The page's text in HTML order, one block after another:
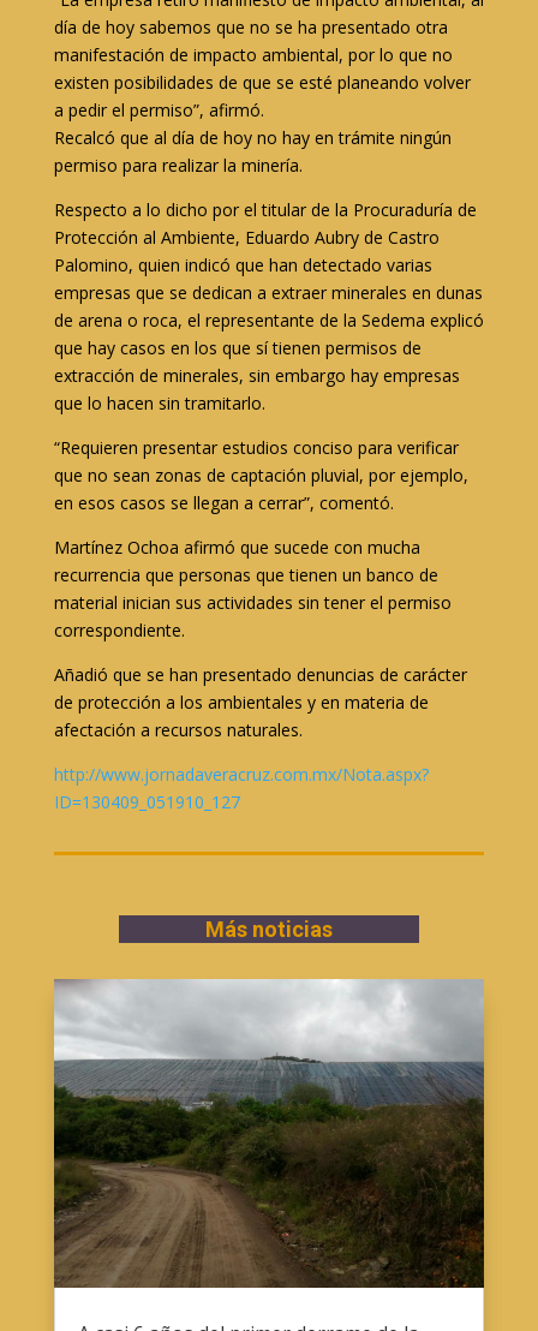
día de hoy sabemos que no se ha presentado otra
manifestación de impacto ambiental, por lo que no
existen posibilidades de que se esté planeando volver
a pedir el permiso”, afirmó.
Recalcó que al día de hoy no hay en trámite ningún
permiso para realizar la minería.
Respecto a lo dicho por el titular de la Procuraduría de
Protección al Ambiente, Eduardo Aubry de Castro
Palomino, quien indicó que han detectado varias
empresas que se dedican a extraer minerales en dunas
de arena o roca, el representante de la Sedema explicó
que hay casos en los que sí tienen permisos de
extracción de minerales, sin embargo hay empresas
que lo hacen sin tramitarlo.
“Requieren presentar estudios conciso para verificar
que no sean zonas de captación pluvial, por ejemplo,
en esos casos se llegan a cerrar”, comentó.
Martínez Ochoa afirmó que sucede con mucha
recurrencia que personas que tienen un banco de
material inician sus actividades sin tener el permiso
correspondiente.
Añadió que se han presentado denuncias de carácter
de protección a los ambientales y en materia de
afectación a recursos naturales.
http://www.jornadaveracruz.com.mx/Nota.aspx?
ID=130409_051910_127
Más noticias